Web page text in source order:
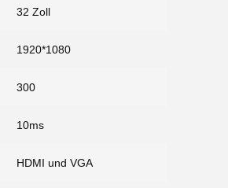
32 Zoll
1920*1080
300
10ms
HDMI und VGA